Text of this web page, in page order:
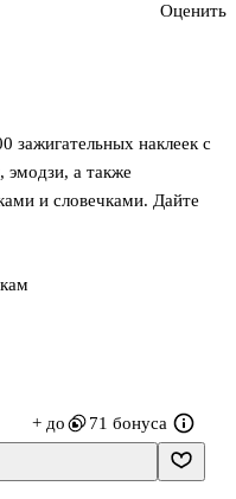
зажигательных наклеек с
а также
и словечками. Дайте
или блокноте,
школьные
Оценить
+ до 71 бонуса